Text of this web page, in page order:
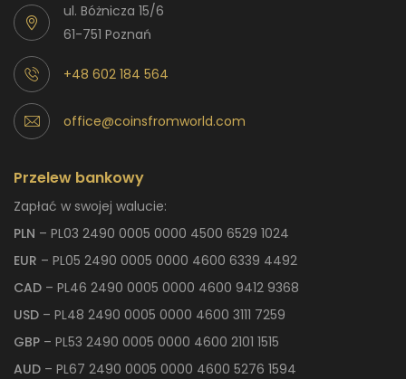
ul. Bóżnicza 15/6
61-751 Poznań
+48 602 184 564
office@coinsfromworld.com
Przelew bankowy
Zapłać w swojej walucie:
PLN – PL03 2490 0005 0000 4500 6529 1024
EUR – PL05 2490 0005 0000 4600 6339 4492
CAD – PL46 2490 0005 0000 4600 9412 9368
USD – PL48 2490 0005 0000 4600 3111 7259
GBP – PL53 2490 0005 0000 4600 2101 1515
AUD – PL67 2490 0005 0000 4600 5276 1594